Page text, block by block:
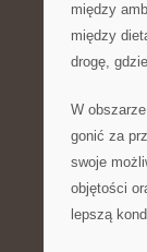
między
między
drogę,
W
gonić za
swoje
objętości
lepszą